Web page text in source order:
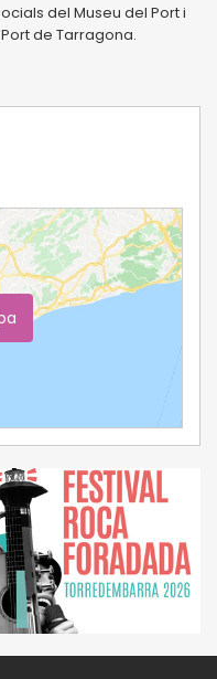
del Museu del Port i
de Tarragona.